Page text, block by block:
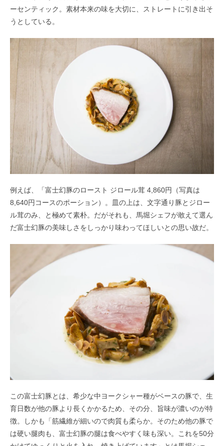
ーセンティック。 素材本来の味を大切に、ストレートに引き出そ
うとしている。
例えば、「富士幻豚のロースト ジロール茸 4,860円（写真は
8,640円コースのポーション）。
皿の上は、文字通り豚とジロー
ル茸のみ、と極めて素朴。 だがそれも、馬堀シェフが敢えて選ん
だ富士幻豚の美味しさをしっかり味わってほしいとの思い故だ。
この富士幻豚とは、希少な中ヨークシャー種がベースの豚で、 生
育日数が他の豚より長くかかるため、その分、旨味が濃いのが特
徴。しかも
「筋繊維が細いので肉質も柔らか。そのため他の豚で
は硬い腿肉も、富士幻豚の腿は食べやすく味も深い。 これを50分